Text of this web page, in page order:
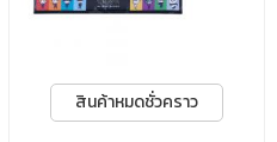
สินค้าหมดชั่วคราว